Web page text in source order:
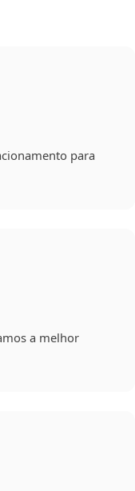
para
a melhor